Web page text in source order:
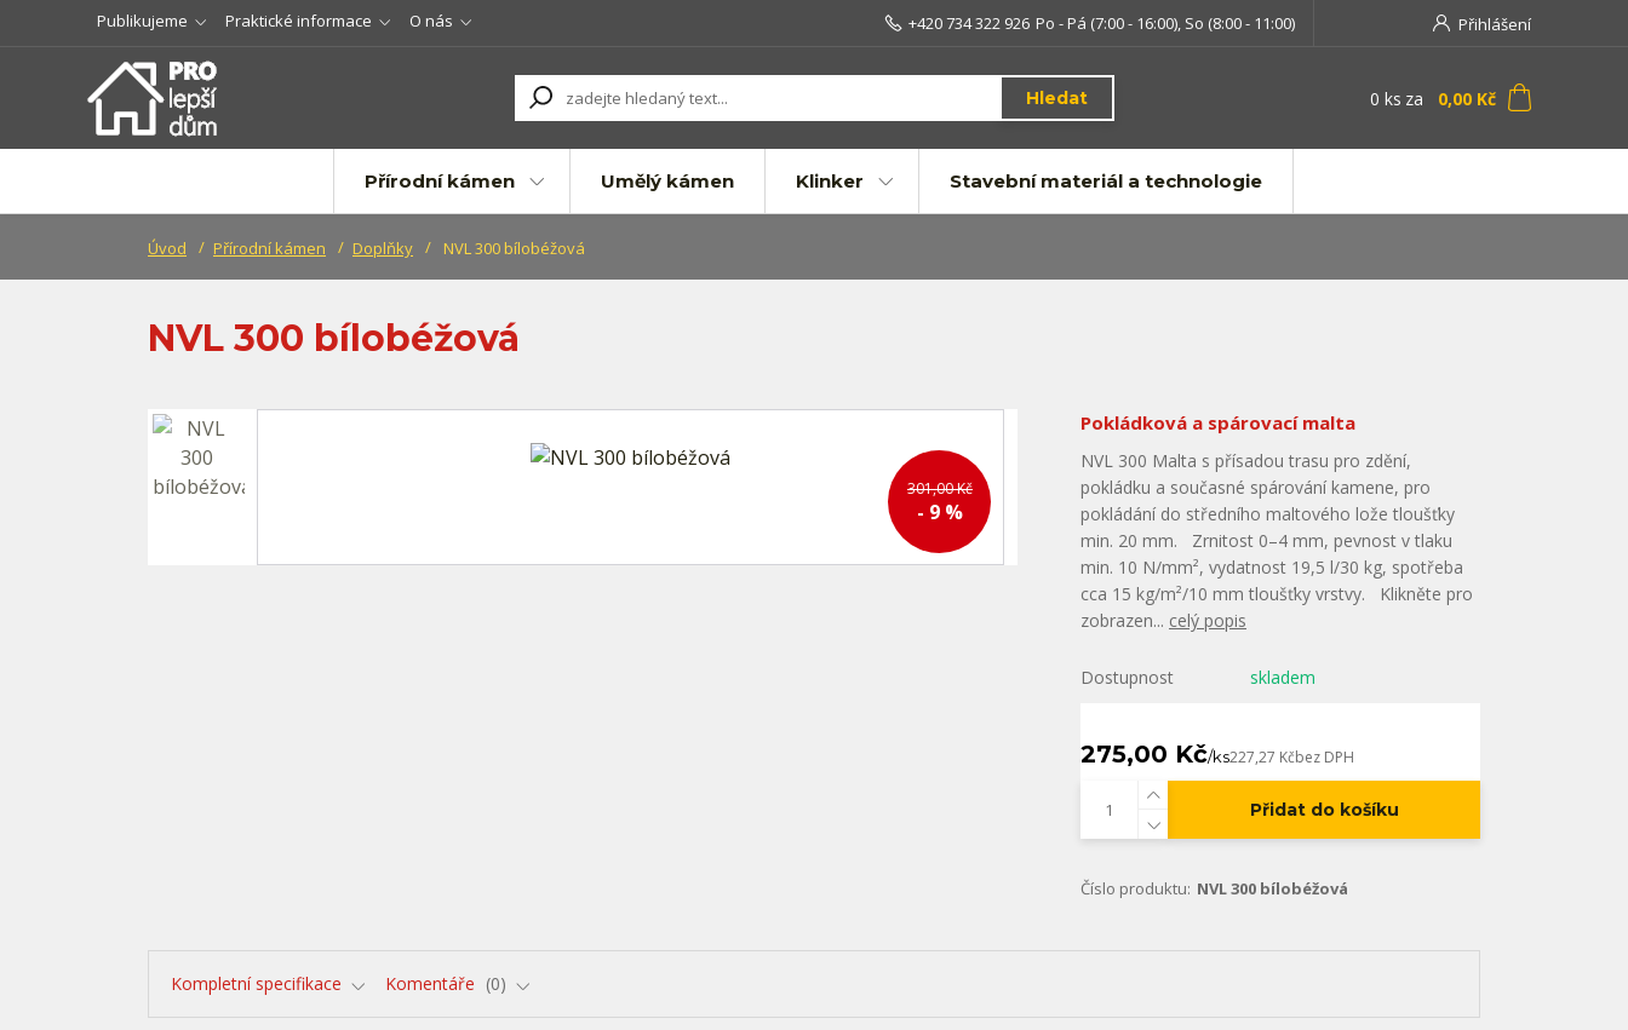
Publikujeme Praktické informace O nás Přihlášení
Hledat
+420 734 322 926 Po - Pá (7:00 - 16:00), So (8:00 - 11:00)
0 ks za 0,00 Kč
Přírodní kámen Umělý kámen Klinker Stavební materiál a technologie
Úvod Přírodní kámen Doplňky NVL 300 bílobéžová
NVL 300 bílobéžová
301,00 Kč
- 9 %
Pokládková a spárovací malta
NVL 300 Malta s přísadou trasu pro zdění,
pokládku a současné spárování kamene, pro
pokládání do středního maltového lože tloušťky
min. 20 mm. Zrnitost 0–4 mm, pevnost v tlaku
min. 10 N/mm², vydatnost 19,5 l/30 kg, spotřeba
cca 15 kg/m²/10 mm tloušťky vrstvy. Klikněte pro
zobrazen... celý popis
Dostupnost skladem
275,00 Kč/ks227,27 Kčbez DPH
Přidat do košíku
Číslo produktu: NVL 300 bílobéžová
Kompletní specifikace Komentáře 0